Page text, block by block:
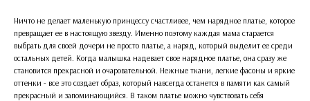
Ничто не делает маленькую принцессу счастливее, чем нарядное платье, которое
превращает ее в настоящую звезду. Именно поэтому каждая мама старается
выбрать для своей дочери не просто платье, а наряд, который выделит ее среди
остальных детей. Когда малышка надевает свое нарядное платье, она сразу же
становится прекрасной и очаровательной. Нежные ткани, легкие фасоны и яркие
оттенки - все это создает образ, который навсегда останется в памяти как самый
прекрасный и запоминающийся. В таком платье можно чувствовать себя